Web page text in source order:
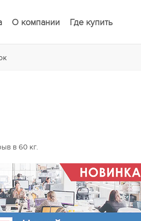
О компании Где купить
в 60 кг.